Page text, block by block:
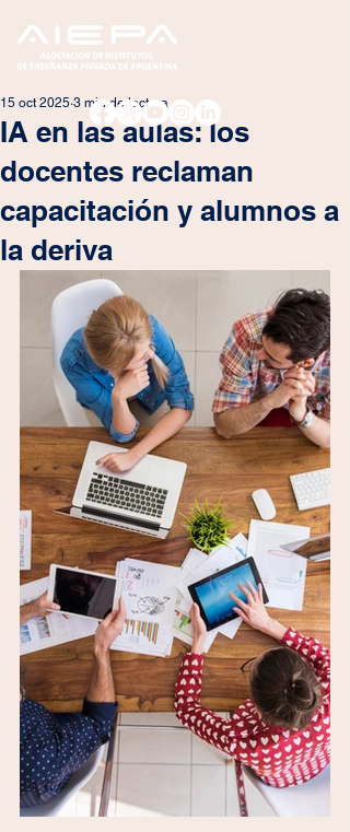
IA en las aulas: los
docentes reclaman
capacitación y alumnos a
la deriva
15 oct 2025 3 min de lectura